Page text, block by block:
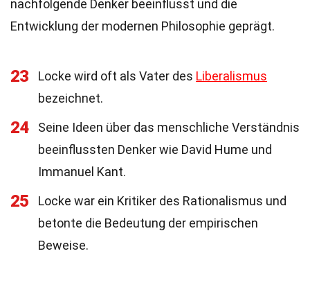
nachfolgende Denker beeinflusst und die
Entwicklung der modernen Philosophie geprägt.
23 Locke wird oft als Vater des Liberalismus
bezeichnet.
24
Seine Ideen über das menschliche Verständnis
beeinflussten Denker wie David Hume und
Immanuel Kant.
25
Locke war ein Kritiker des Rationalismus und
betonte die Bedeutung der empirischen
Beweise.